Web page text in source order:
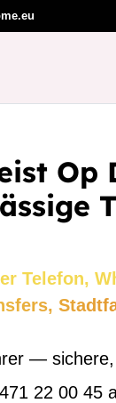
Op
Telefon,
—
22 00 45